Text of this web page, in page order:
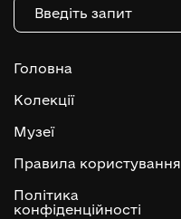
Головна
Колекції
Музеї
Правила користування
Політика
конфіденційності